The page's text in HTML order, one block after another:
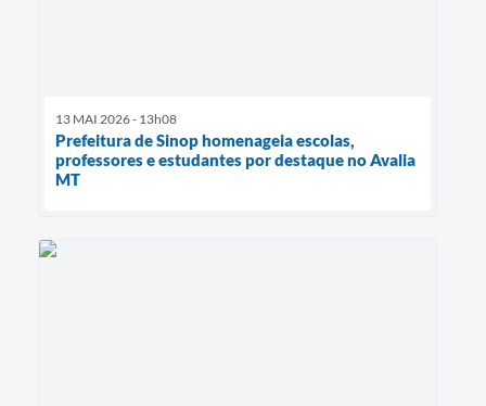
13 MAI 2026 - 13h08
Prefeitura de Sinop homenageia escolas,
professores e estudantes por destaque no Avalia
MT